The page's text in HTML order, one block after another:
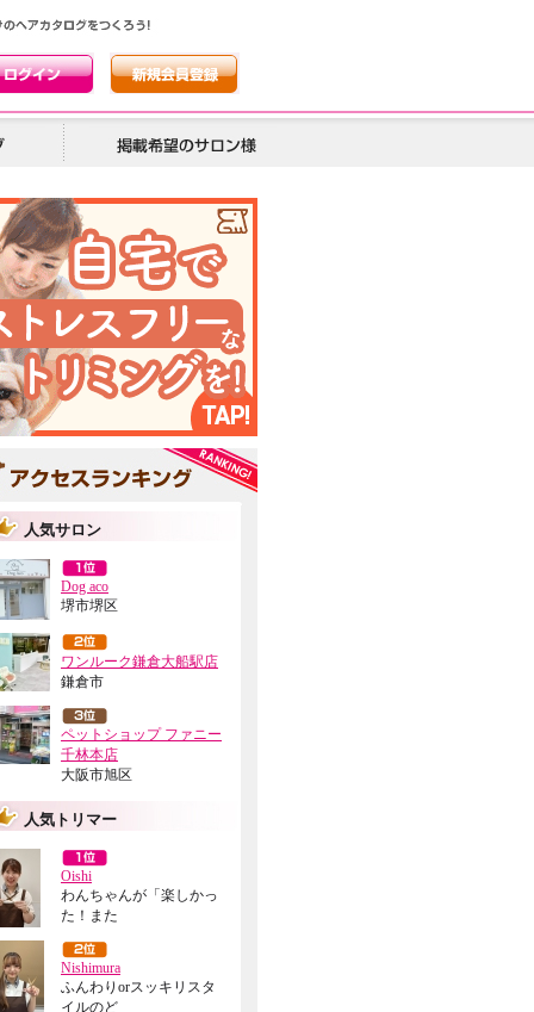
人気サロン
Dog aco
堺市堺区
ワンルーク鎌倉大船駅店
鎌倉市
ペットショップ ファニー
千林本店
大阪市旭区
人気トリマー
Oishi
わんちゃんが「楽しかっ
た！また
Nishimura
ふんわりorスッキリスタ
イルのど